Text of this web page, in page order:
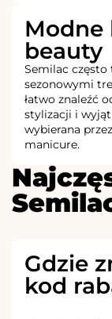
Modne
beauty
Semilac
sezonowymi
łatwo znaleźć
stylizacji i
wybierana
manicure.
Gdzie
kod